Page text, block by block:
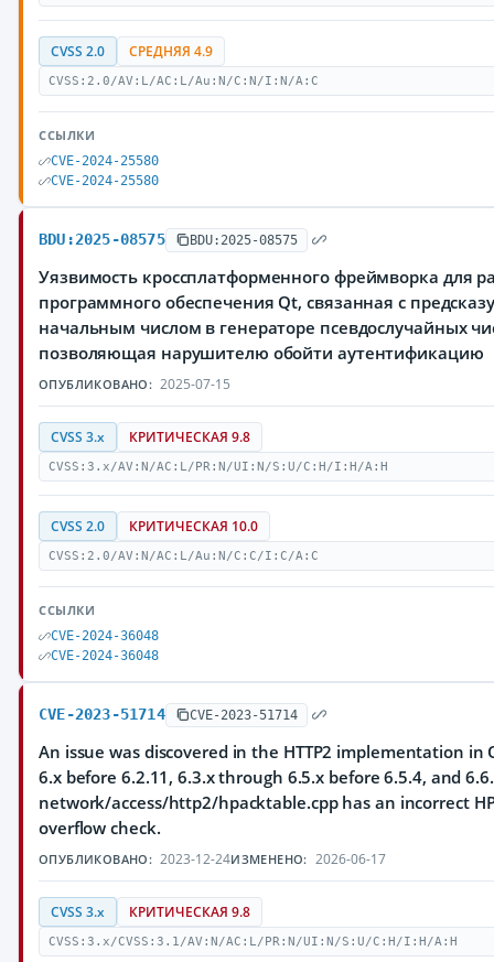
CVSS 2.0 СРЕДНЯЯ 4.9
CVSS:2.0/AV:L/AC:L/Au:N/C:N/I:N/A:C
ССЫЛКИ
CVE-2024-25580
CVE-2024-25580
BDU:2025-08575 BDU:2025-08575
Уязвимость кроссплатформенного фреймворка для
программного обеспечения Qt, связанная с
начальным числом в генераторе псевдослучайных
позволяющая нарушителю обойти аутентификацию
ОПУБЛИКОВАНО: 2025-07-15
CVSS 3.x КРИТИЧЕСКАЯ 9.8
CVSS:3.x/AV:N/AC:L/PR:N/UI:N/S:U/C:H/I:H/A:H
CVSS 2.0 КРИТИЧЕСКАЯ 10.0
CVSS:2.0/AV:N/AC:L/Au:N/C:C/I:C/A:C
ССЫЛКИ
CVE-2024-36048
CVE-2024-36048
CVE-2023-51714 CVE-2023-51714
An issue was discovered in the HTTP2 implementation in
6.x before 6.2.11, 6.3.x through 6.5.x before 6.5.4, and
network/access/http2/hpacktable.cpp has an incorrect
overflow check.
ОПУБЛИКОВАНО: 2023-12-24ИЗМЕНЕНО: 2026-06-17
CVSS 3.x КРИТИЧЕСКАЯ 9.8
CVSS:3.x/CVSS:3.1/AV:N/AC:L/PR:N/UI:N/S:U/C:H/I:H/A:H